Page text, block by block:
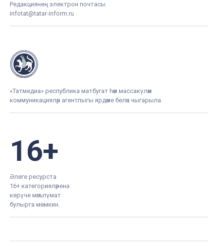
Редакциянең электрон почтасы
infotat@tatar-inform.ru
«Татмедиа» республика матбугат һәм массакүләм
коммуникацияләр агентлыгы ярдәме белән чыгарыла.
16+
Әлеге ресурста
16+ категорияләренә
керүче мәгълүмат
булырга мөмкин.